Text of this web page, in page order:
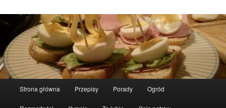
Strona główna Przepisy Porady Ogród